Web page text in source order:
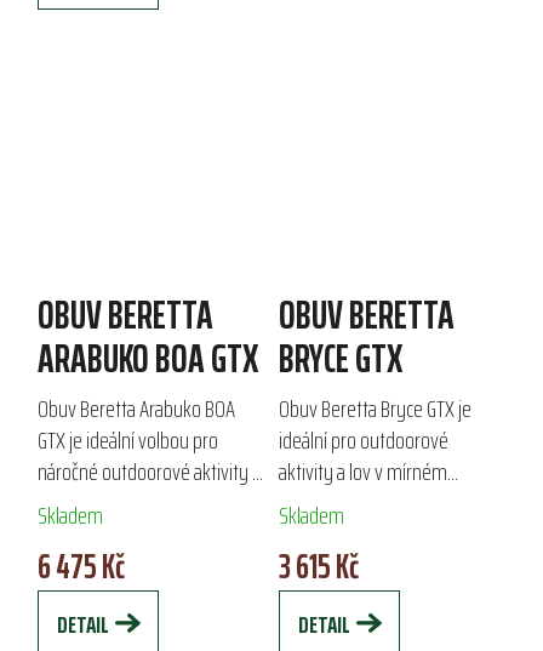
OBUV BERETTA
ARABUKO BOA GTX
Obuv Beretta Arabuko BOA
GTX je ideální volbou pro
náročné outdoorové aktivity v
zimních podmínkách.
Vyrobená z naolejovaného
nubuku a elastomerem
potažené štípané kůže,
nabízí...
Skladem
6 475 Kč
DETAIL
OBUV BERETTA
BRYCE GTX
Obuv Beretta Bryce GTX je
ideální pro outdoorové
aktivity a lov v mírném
podnebí. Díky podšívce Gore-
Tex Prism zajišťuje
voděodolnost a prodyšnost,
zatímco vyztužený svršek z...
Skladem
3 615 Kč
DETAIL